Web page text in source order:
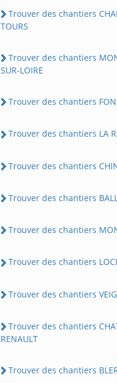
Trouver des chantiers
TOURS
Trouver des chantiers
SUR-LOIRE
Trouver des chantiers
Trouver des chantiers LA
Trouver des chantiers
Trouver des chantiers
Trouver des chantiers
Trouver des chantiers
Trouver des chantiers
Trouver des chantiers
RENAULT
Trouver des chantiers